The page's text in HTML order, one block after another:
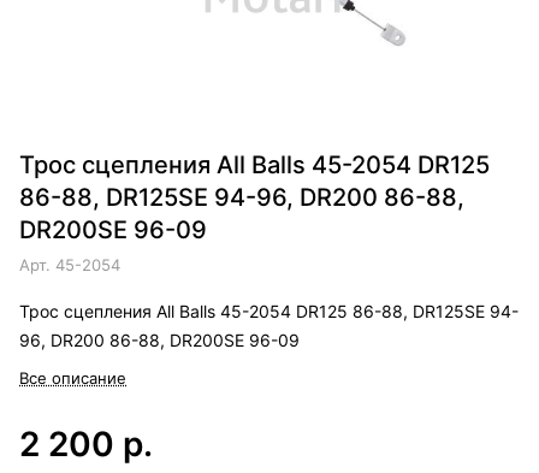
Трос сцепления All Balls 45-2054 DR125
86-88, DR125SE 94-96, DR200 86-88,
DR200SE 96-09
Арт. 45-2054
Трос сцепления All Balls 45-2054 DR125 86-88, DR125SE 94-
96, DR200 86-88, DR200SE 96-09
Все описание
2 200 р.